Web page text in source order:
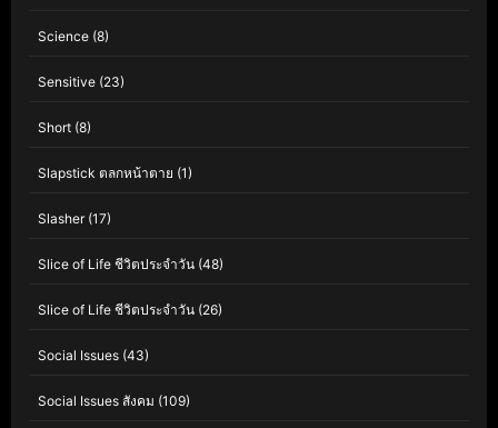
Science (8)
Sensitive (23)
Short (8)
Slapstick ตลกหน้าตาย (1)
Slasher(17)
Slice of Life ชีวิตประจำวัน (48)
Slice of Life ชีวิตประจำวัน (26)
Social Issues (43)
Social Issues สังคม (109)